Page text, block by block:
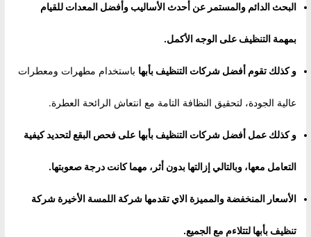
البحث الدائم والمستمر عن أحدث الأساليب وأفضل المعدات للقيام
بمهمة التنظيف على الوجه الأكمل.
و كذلك تقوم أفضل شركات التنظيف بأبها باستخدام مطهرات ومعطرات
عالية الجودة، لتحقيق النظافة التامة مع انتعاش الرائحة العطرة.
و كذلك عمل أفضل شركات التنظيف بأبها على فحص البقع لتحديد كيفية
التعامل معها، وبالتالي إزالتها بدون أثر، مهما كانت درجة صعوبتها.
الأسعار المنخفضة والمميزة الاي تقدمها شركة اللمسة الأخيرة شركة
تنظيف بأبها لتتلاءم مع الجميع.